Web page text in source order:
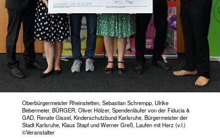
Oberbürgermeister Rheinstetten, Sebastian Schrempp, Ulrike
Bebermeier, BÜRGER, Oliver Hölzer, Spendenläufer von der Fiducia &
GAD, Renate Gissel, Kinderschutzbund Karlsruhe, Bürgermeister der
Stadt Karlsruhe, Klaus Stapf und Werner Greß, Laufen mit Herz (v.l.)
©Veranstalter